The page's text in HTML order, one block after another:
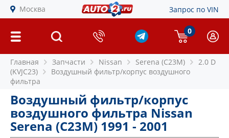
Москва Запрос по VIN
0
Главная Запчасти Nissan Serena (C23M)
2.0 D
(KVJC23)
Воздушный фильтр/корпус воздушного
фильтра
Воздушный фильтр/корпус
воздушного фильтра Nissan
Serena (C23M) 1991 - 2001